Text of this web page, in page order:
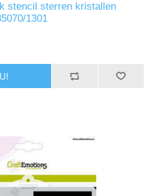
stencil sterren kristallen
1301